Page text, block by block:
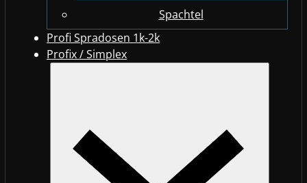
Spachtel
Profi Spradosen 1k-2k
Profix / Simplex